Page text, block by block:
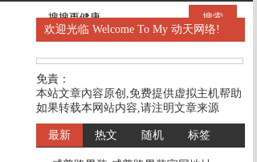
搜索
欢迎光临 Welcome To My 动天网络!
免責：
本站文章內容原创,免费提供虚拟主机帮助
如果转载本网站内容,请注明文章来源
最新 热文 随机 标签